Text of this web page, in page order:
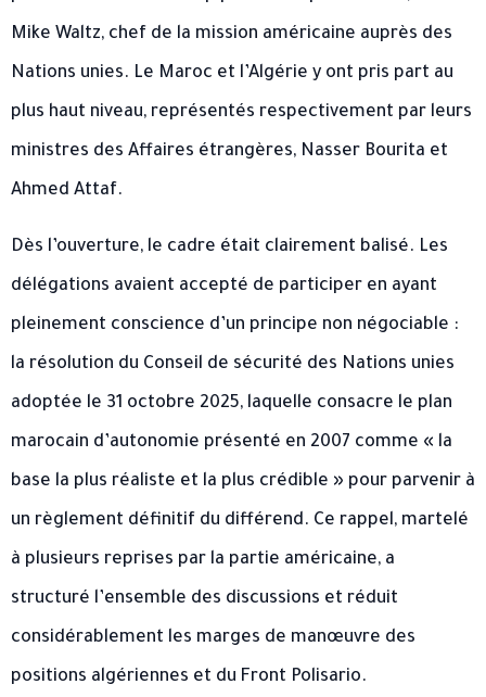
Mike Waltz, chef de la mission américaine auprès des
Nations unies. Le Maroc et l’Algérie y ont pris part au
plus haut niveau, représentés respectivement par leurs
ministres des Affaires étrangères, Nasser Bourita et
Ahmed Attaf.
Dès l’ouverture, le cadre était clairement balisé. Les
délégations avaient accepté de participer en ayant
pleinement conscience d’un principe non négociable :
la résolution du Conseil de sécurité des Nations unies
adoptée le 31 octobre 2025, laquelle consacre le plan
marocain d’autonomie présenté en 2007 comme « la
base la plus réaliste et la plus crédible » pour parvenir à
un règlement définitif du différend. Ce rappel, martelé
à plusieurs reprises par la partie américaine, a
structuré l’ensemble des discussions et réduit
considérablement les marges de manœuvre des
positions algériennes et du Front Polisario.